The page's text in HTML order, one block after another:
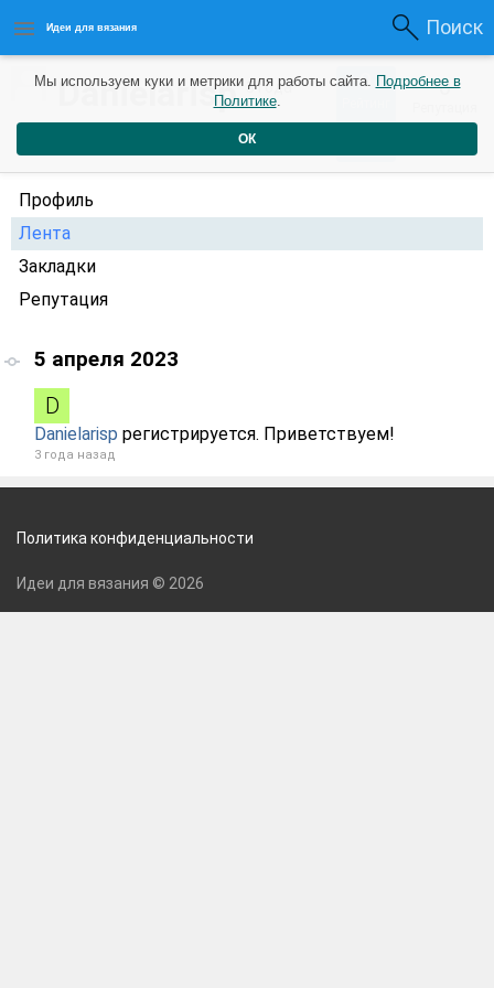
Идеи для вязания Поиск
Danielarisp3 года 0 0
Профиль
Лента
Закладки
Репутация
5 апреля 2023
Danielarisp регистрируется. Приветствуем!
3 года назад
Мы используем куки и метрики для работы сайта. Подробнее в
Политике.
ОК
Политика конфиденциальности
Идеи для вязания © 2026